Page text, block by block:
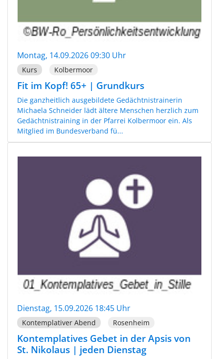
Montag, 14.09.2026 09:30 Uhr
Kurs Kolbermoor
Fit im Kopf! 65+ | Grundkurs
Die ganzheitlich ausgebildete Gedächtnistrainerin
Michaela Schneider lädt ältere Menschen herzlich zum
Gedächtnistraining in der Pfarrei Kolbermoor ein. Als
Mitglied im Bundesverband fü...
Dienstag, 15.09.2026 18:45 Uhr
Kontemplativer Abend Rosenheim
Kontemplatives Gebet in der Apsis von
St. Nikolaus | jeden Dienstag